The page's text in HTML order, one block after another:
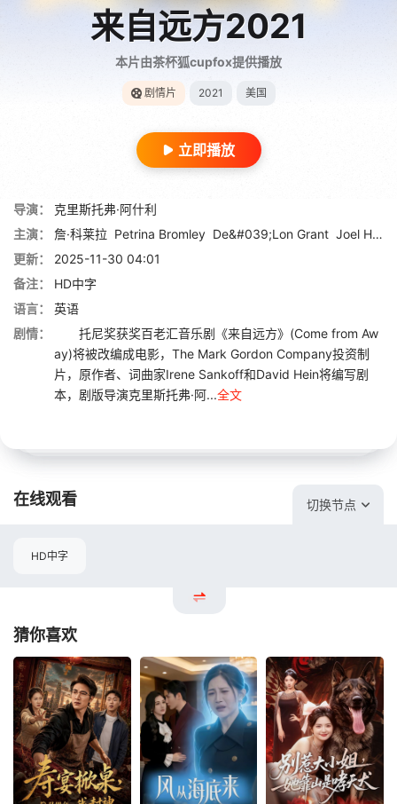
来自远方2021
本片由茶杯狐cupfox提供播放
剧情片 2021 美国
立即播放
导演：
克里斯托弗·阿什利
主演：
詹·科莱拉 Petrina Bromley De&#039;Lon Grant Joel Hatch
更新：
2025-11-30 04:01
备注：
HD中字
语言：
英语
剧情：
托尼奖获奖百老汇音乐剧《来自远方》(Come from Aw
ay)将被改编成电影，The Mark Gordon Company投资制
片，原作者、词曲家Irene Sankoff和David Hein将编写剧
本，剧版导演克里斯托弗·阿...全文
在线观看 切换节点
HD中字
猜你喜欢